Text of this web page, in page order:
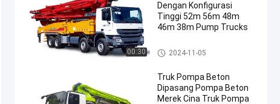
00:30
Dengan Konfigurasi
Tinggi 52m 56m 48m
46m 38m Pump Trucks
Truk Pompa
2024-11-05
Truk Pompa Beton
Dipasang Pompa Beton
Merek Cina Truk Pompa